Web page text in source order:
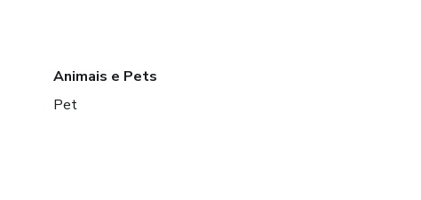
Animais e Pets
Pet